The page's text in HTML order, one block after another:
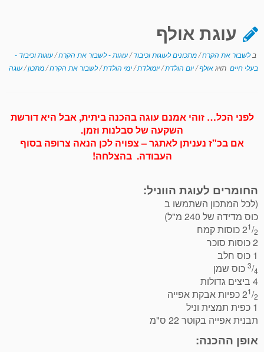
עוגת אולף
בלשבור את הקרח/מתכונים לעוגות וכיבוד/עוגות - לשבור את הקרח/עוגות וכיבוד -
בעלי חיים תויגאולף/יום הולדת/יומולדת/ימי הולדת/לשבור את הקרח/מתכון/עוגה
לפני הכל… זוהי אמנם עוגה בהכנה ביתית, אבל היא דורשת
השקעה של סבלנות וזמן.
אם בכ"ז נעניתן לאתגר – צפויה לכן הנאה צרופה בסוף
העבודה. בהצלחה!
החומרים לעוגת הווניל:
(לכל המתכון השתמשו ב
כוס מדידה של 240 מ"ל)
21/2
כוסות קמח
2 כוסות סוכר
1 כוס חלב
3/4
כוס שמן
4 ביצים גדולות
21/2
כפיות אבקת אפייה
1 כפית תמצית וניל
תבנית אפייה בקוטר 22 ס"מ
אופן ההכנה: